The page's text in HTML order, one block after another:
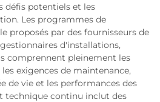
défis potentiels et les
Les programmes de
proposés par des fournisseurs de
d'installations,
comprennent pleinement les
exigences de maintenance,
de vie et les performances des
technique continu inclut des